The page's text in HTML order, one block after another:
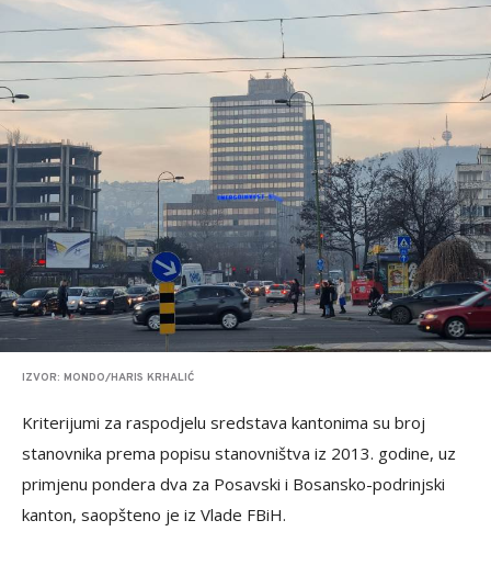
IZVOR: MONDO/HARIS KRHALIĆ
Kriterijumi za raspodjelu sredstava kantonima su broj
stanovnika prema popisu stanovništva iz 2013. godine, uz
primjenu pondera dva za Posavski i Bosansko-podrinjski
kanton, saopšteno je iz Vlade FBiH.